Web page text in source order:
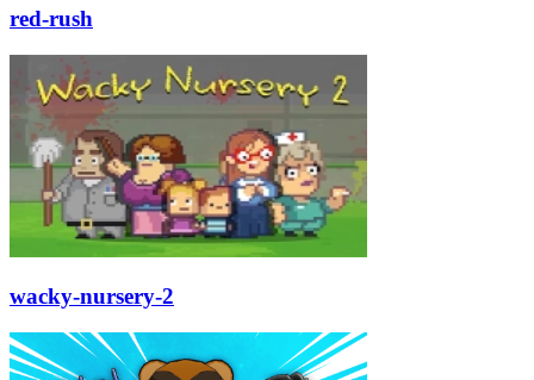
red-rush
wacky-nursery-2